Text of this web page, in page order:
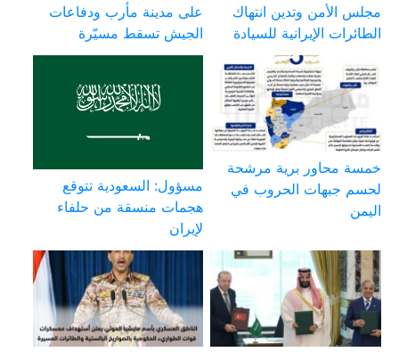
مجلس الأمن وتدين انتهاك
الطائرات الإيرانية للسيادة
على مدينة مأرب ودفاعات
الجيش تسقط مسيّرة
خمسة محاور برية مرشحة
لحسم جبهات الحروب في
اليمن
مسؤول: السعودية تتوقع
هجمات منسقة من حلفاء
لإيران